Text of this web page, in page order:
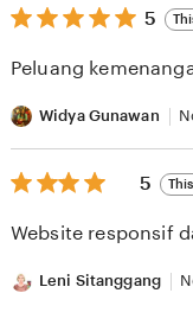
5
out
5
5
Peluang
Widya Gunawan
5
out
5
5
Website responsif
Leni Sitanggang